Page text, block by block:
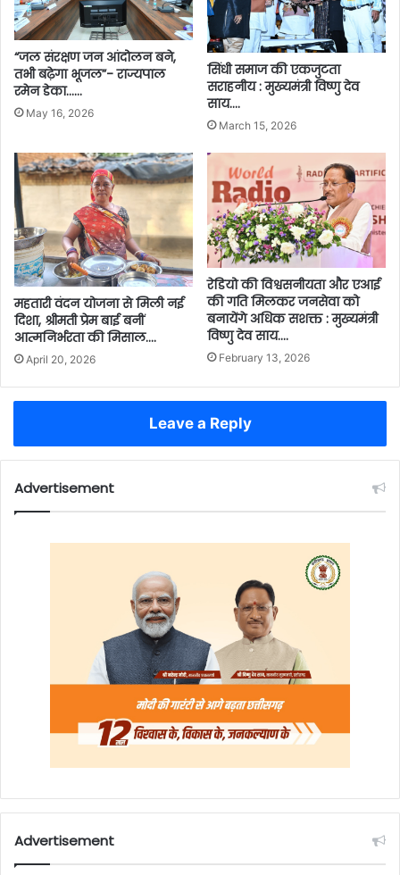
“जल संरक्षण जन आंदोलन बने,
तभी बढ़ेगा भूजल”- राज्यपाल
रमेन डेका……
May 16, 2026
सिंधी समाज की एकजुटता
सराहनीय : मुख्यमंत्री विष्णु देव
साय….
March 15, 2026
महतारी वंदन योजना से मिली नई
दिशा, श्रीमती प्रेम बाई बनीं
आत्मनिर्भरता की मिसाल….
April 20, 2026
रेडियो की विश्वसनीयता और एआई
की गति मिलकर जनसेवा को
बनायेंगे अधिक सशक्त : मुख्यमंत्री
विष्णु देव साय….
February 13, 2026
Leave a Reply
Advertisement
Advertisement